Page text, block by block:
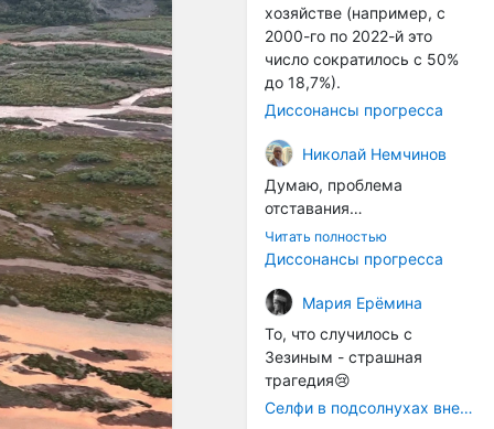
хозяйстве (например, с
2000-го по 2022-й это
число сократилось с 50%
до 18,7%).
Диссонансы прогресса
Николай Немчинов
Думаю, проблема
отставания
технологичности
оборудования в
окажется связана с
кадрами. Их надо будет
все больше, чтобы
затыкать
образовывающиеся
технологические дыры. И
Читать полностью
Диссонансы прогресса
Мария Ерёмина
То, что случилось с
Зезиным - страшная
трагедия😢
Селфи в подсолнухах вне закона: За проникновение на сельхозземли без разрешения хотят штрафовать